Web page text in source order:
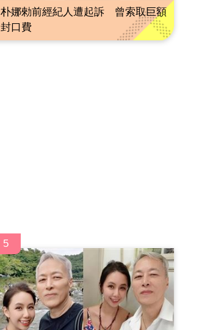
朴娜勑前經紀人遭起訴 曾索取巨額
封口費
5